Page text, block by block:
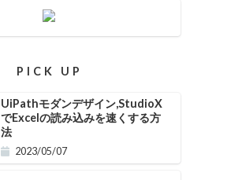
PICK UP
UiPathモダンデザイン,StudioX
でExcelの読み込みを速くする方
法
2023/05/07